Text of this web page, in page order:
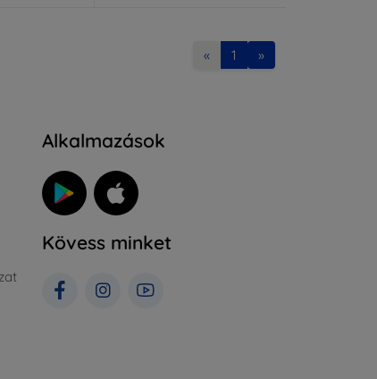
« 1 »
Alkalmazások
Kövess minket